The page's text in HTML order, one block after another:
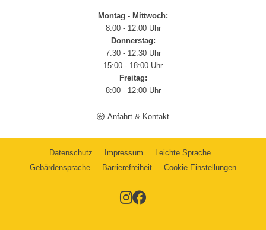
Montag - Mittwoch:
8:00 - 12:00 Uhr
Donnerstag:
7:30 - 12:30 Uhr
15:00 - 18:00 Uhr
Freitag:
8:00 - 12:00 Uhr
Anfahrt & Kontakt
Datenschutz Impressum
Leichte Sprache
Gebärdensprache
Barrierefreiheit Cookie Einstellungen